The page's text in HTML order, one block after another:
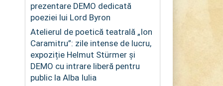
prezentare DEMO dedicată
poeziei lui Lord Byron
Atelierul de poetică teatrală „Ion
Caramitru”: zile intense de lucru,
expoziție Helmut Stürmer și
DEMO cu intrare liberă pentru
public la Alba Iulia